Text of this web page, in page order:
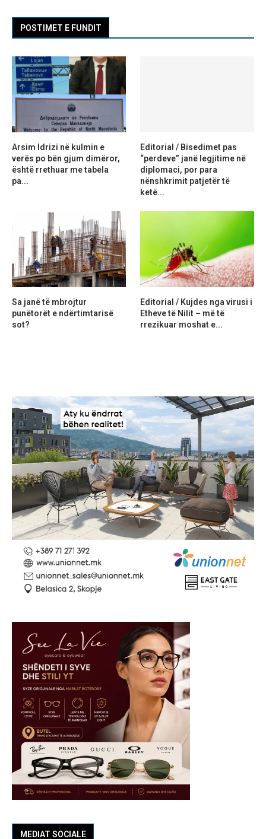
MEDIAT SOCIALE
POSTIMET E FUNDIT
Arsim Idrizi në kulmin e
verës po bën gjum dimëror,
është rrethuar me tabela
pa...
Editorial / Bisedimet pas
“perdeve” janë legjitime në
diplomaci, por para
nënshkrimit patjetër të
ketë...
Sa janë të mbrojtur
punëtorët e ndërtimtarisë
sot?
Editorial / Kujdes nga virusi i
Etheve të Nilit – më të
rrezikuar moshat e...